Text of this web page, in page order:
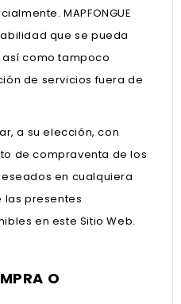
MAPFONGUE
que se pueda
como tampoco
de servicios fuera de
a su elección, con
de compraventa de los
en cualquiera
las presentes
en este Sitio Web.
O